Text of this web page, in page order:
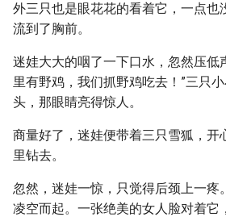
外三只也是眼花花的看着它，一点也
流到了胸前。
迷娃大大的咽了一下口水，忽然压低
里有野鸡，我们抓野鸡吃去！”三只
头，那眼睛亮得惊人。
商量好了，迷娃便带着三只雪狐，开
里钻去。
忽然，迷娃一惊，只觉得后颈上一疼
凌空而起。一张绝美的女人脸对着它